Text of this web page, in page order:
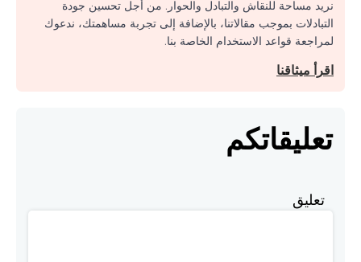
نريد مساحة للنقاش والتبادل والحوار. من أجل تحسين جودة
التبادلات بموجب مقالاتنا، بالإضافة إلى تجربة مساهمتك، ندعوك
لمراجعة قواعد الاستخدام الخاصة بنا.
اقرأ ميثاقنا
تعليقاتكم
تعليق